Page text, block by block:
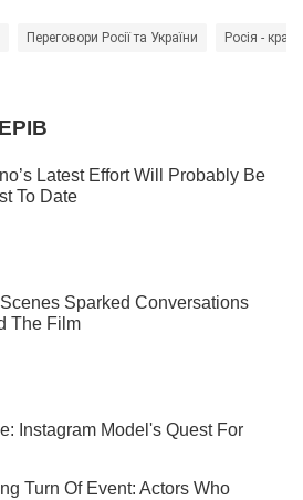
Переговори Росії та України Росія -